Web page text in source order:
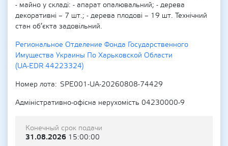
- майно у складі: - апарат опалювальний; - дерева
декоративні – 7 шт.; - дерева плодові – 19 шт. Технічний
стан об’єкта задовільний.
Региональное Отделение Фонда Государственного
Имущества Украины По Харьковской Области
(UA-EDR 44223324)
Номер лота
SPE001-UA-20260808-74429
Адміністративно-офісна нерухомість 04230000-9
Конечный срок подачи
31.08.2026 15:00:00